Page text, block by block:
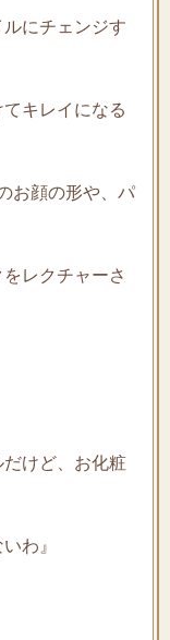
にチェンジす
キレイになる
お顔の形や、パ
レクチャーさ
けど、お化粧
わ』